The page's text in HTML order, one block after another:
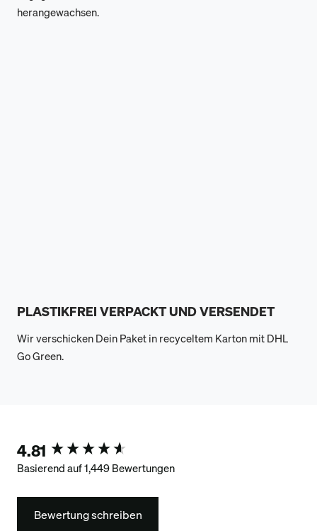
herangewachsen.
PLASTIKFREI VERPACKT UND VERSENDET
Wir verschicken Dein Paket in recyceltem Karton mit DHL
Go Green.
4.81
Basierend auf 1,449 Bewertungen
Bewertung schreiben
New content loaded